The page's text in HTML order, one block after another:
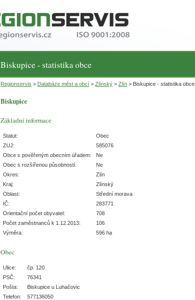
Biskupice - statistika obce
Regionservis > Databáze měst a obcí > Zlínský > Zlín > Biskupice - statistika obce
Biskupice
Základní informace
Statut:
Obec
ZUJ:
585076
Obce s pověřeným obecním úřadem:
Ne
Obec s rozšířenou působností:
Ne
Okres:
Zlín
Kraj:
Zlínský
Oblast:
Střední morava
IČ:
283771
Orientační počet obyvatel:
708
Počet zaměstnanců k 1.12.2013:
106
Výměra:
596 ha
Obec
Ulice:
čp. 120
PSČ:
76341
Pošta:
Biskupice u Luhačovic
Telefon:
577136050